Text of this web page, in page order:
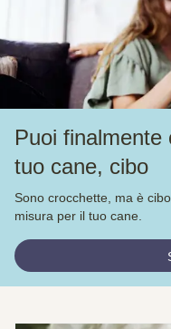
Puoi finalmente
tuo cane, cibo
Sono crocchette, ma è
misura per il tuo cane.